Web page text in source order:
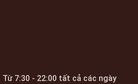
7:30 - 22:00 tất cả các ngày